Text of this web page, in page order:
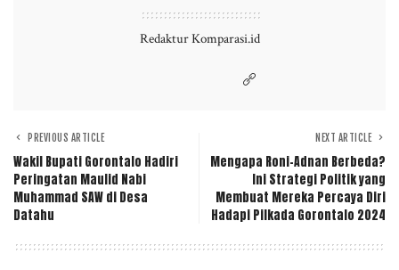
Redaktur Komparasi.id
PREVIOUS ARTICLE
Wakil Bupati Gorontalo Hadiri
Peringatan Maulid Nabi
Muhammad SAW di Desa
Datahu
NEXT ARTICLE
Mengapa Roni-Adnan Berbeda?
Ini Strategi Politik yang
Membuat Mereka Percaya Diri
Hadapi Pilkada Gorontalo 2024